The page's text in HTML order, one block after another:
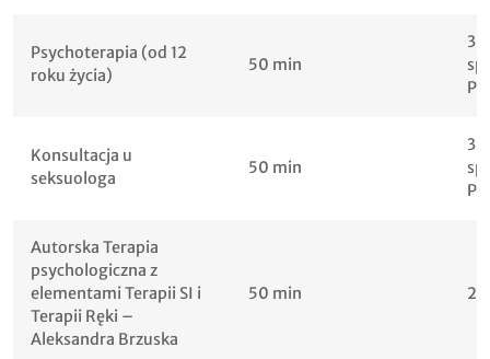
Psychoterapia (od 12
roku życia)
50 min
Konsultacja u
seksuologa
50 min
Autorska Terapia
psychologiczna z
elementami Terapii SI i
Terapii Ręki –
Aleksandra Brzuska
50 min